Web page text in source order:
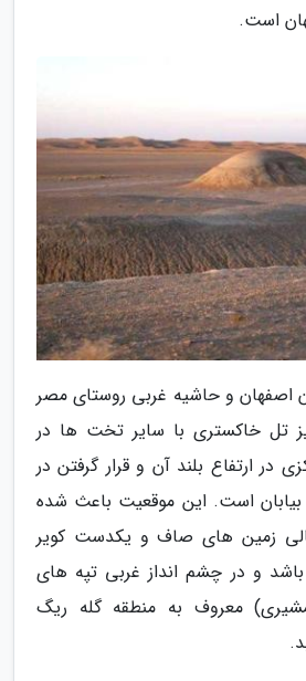
است.
اصفهان و حاشیه غربی روستای مصر
تل خاکستری با سایر تخت ها در
در ارتفاع بلند آن و قرار گرفتن در
بیابان است. این موقعیت باعث شده
زمین های صاف و یکدست کویر
و در چشم انداز غربی تپه های
معروف به منطقه گله ریگ